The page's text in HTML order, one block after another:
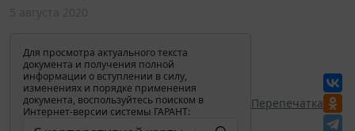
Для просмотра актуального текста
документа и получения полной
информации о вступлении в силу,
изменениях и порядке применения
документа, воспользуйтесь поиском в
Интернет-версии системы ГАРАНТ:
Перепечатка